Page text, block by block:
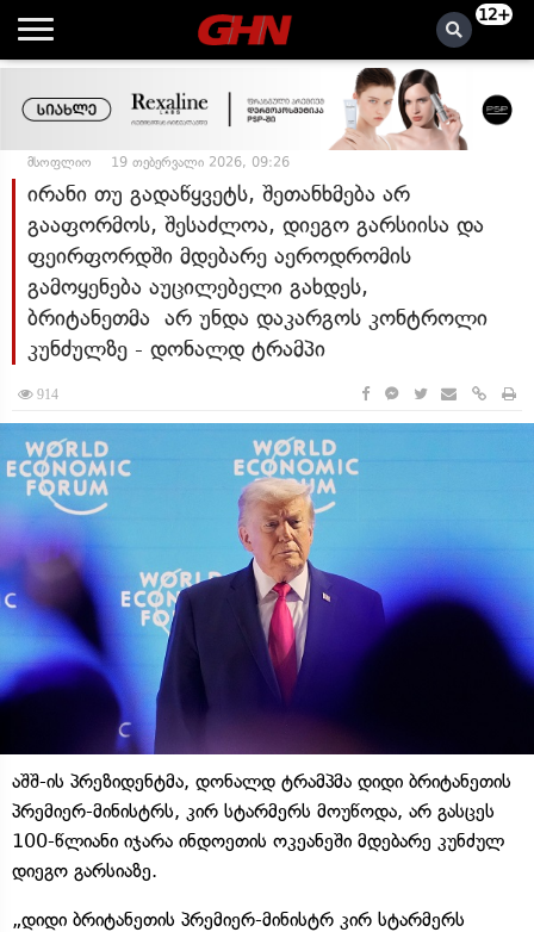
12+
მსოფლიო 19 თებერვალი 2026, 09:26
ირანი თუ გადაწყვეტს, შეთანხმება არ
გააფორმოს, შესაძლოა, დიეგო გარსიისა და
ფეირფორდში მდებარე აეროდრომის
გამოყენება აუცილებელი გახდეს,
ბრიტანეთმა არ უნდა დაკარგოს კონტროლი
კუნძულზე - დონალდ ტრამპი
914
აშშ-ის პრეზიდენტმა, დონალდ ტრამპმა დიდი ბრიტანეთის
პრემიერ-მინისტრს, კირ სტარმერს მოუწოდა, არ გასცეს
100-წლიანი იჯარა ინდოეთის ოკეანეში მდებარე კუნძულ
დიეგო გარსიაზე.
„დიდი ბრიტანეთის პრემიერ-მინისტრ კირ სტარმერს